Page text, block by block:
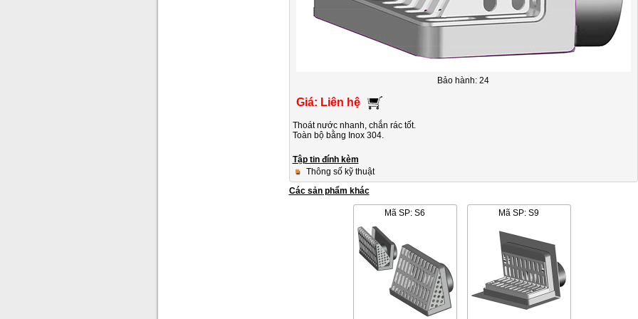
Bảo hành: 24
Giá: Liên hệ
Thoát nước nhanh, chắn rác tốt.
Toàn bộ bằng Inox 304.
Tập tin đính kèm
Thông số kỹ thuật
Các sản phẩm khác
Mã SP: S6 Mã SP: S9